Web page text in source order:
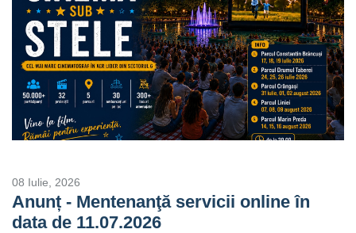
08 Iulie, 2026
Anunț - Mentenanţă servicii online în
data de 11.07.2026